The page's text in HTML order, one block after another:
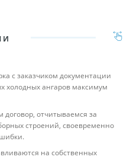
с заказчиком документации
холодных ангаров максимум
отчитываемся за
строений, своевременно
на собственных